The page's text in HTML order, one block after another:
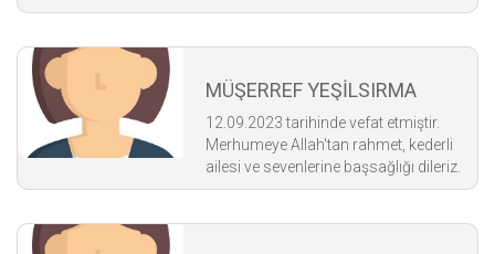
MÜŞERREF YEŞİLSIRMA
12.09.2023 tarihinde vefat etmiştir.
Merhumeye Allah'tan rahmet, kederli
ailesi ve sevenlerine başsağlığı dileriz.